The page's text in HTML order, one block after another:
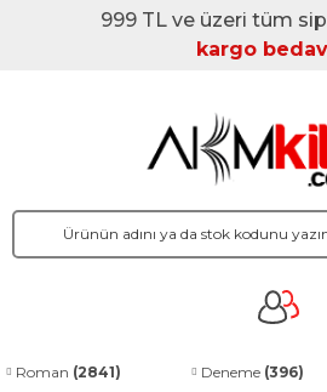
999 TL ve üzeri tüm
kargo
Roman (2841) Deneme (396)